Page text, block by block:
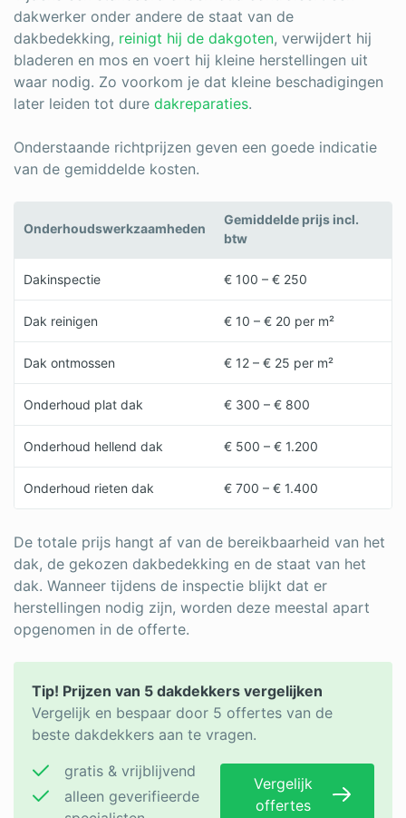
dakwerker onder andere de staat van de
dakbedekking, reinigt hij de dakgoten, verwijdert hij
bladeren en mos en voert hij kleine herstellingen uit
waar nodig. Zo voorkom je dat kleine beschadigingen
later leiden tot dure dakreparaties.
Onderstaande richtprijzen geven een goede indicatie
van de gemiddelde kosten.
Onderhoudswerkzaamheden
Gemiddelde prijs incl.
btw
Dakinspectie € 100 – € 250
Dak reinigen € 10 – € 20 per m²
Dak ontmossen € 12 – € 25 per m²
Onderhoud plat dak € 300 – € 800
Onderhoud hellend dak € 500 – € 1.200
Onderhoud rieten dak € 700 – € 1.400
De totale prijs hangt af van de bereikbaarheid van het
dak, de gekozen dakbedekking en de staat van het
dak. Wanneer tijdens de inspectie blijkt dat er
herstellingen nodig zijn, worden deze meestal apart
opgenomen in de offerte.
Tip! Prijzen van 5 dakdekkers vergelijken
Vergelijk en bespaar door 5 offertes van de
beste dakdekkers aan te vragen.
gratis & vrijblijvend
alleen geverifieerde
Vergelijk
offertes